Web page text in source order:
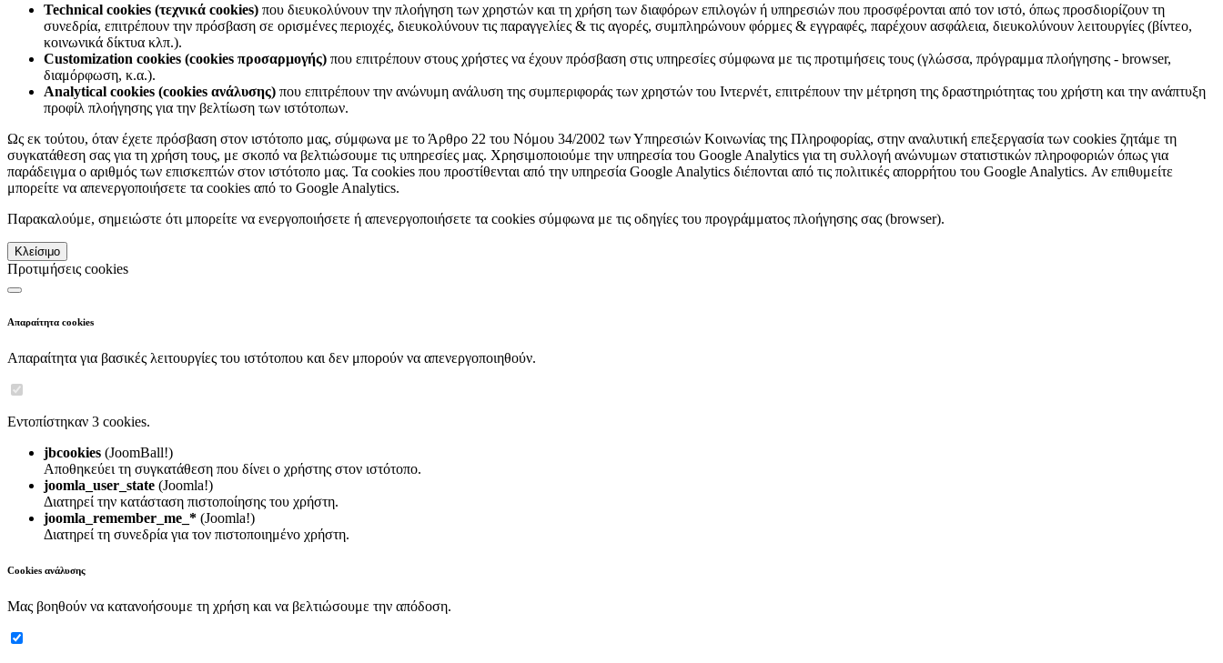
Technical cookies (τεχνικά cookies) που διευκολύνουν την πλοήγηση των χρηστών και τη χρήση των διαφόρων επιλογών ή υπηρεσιών που προσφέρονται από τον ιστό, όπως προσδιορίζουν τη
συνεδρία, επιτρέπουν την πρόσβαση σε ορισμένες περιοχές, διευκολύνουν τις παραγγελίες & τις αγορές, συμπληρώνουν φόρμες & εγγραφές, παρέχουν ασφάλεια, διευκολύνουν λειτουργίες (βίντεο,
κοινωνικά δίκτυα κλπ.).
Customization cookies (cookies προσαρμογής) που επιτρέπουν στους χρήστες να έχουν πρόσβαση στις υπηρεσίες σύμφωνα με τις προτιμήσεις τους (γλώσσα, πρόγραμμα πλοήγησης - browser,
διαμόρφωση, κ.α.).
Analytical cookies (cookies ανάλυσης) που επιτρέπουν την ανώνυμη ανάλυση της συμπεριφοράς των χρηστών του Ιντερνέτ, επιτρέπουν την μέτρηση της δραστηριότητας του χρήστη και την ανάπτυξη
προφίλ πλοήγησης για την βελτίωση των ιστότοπων.
Ως εκ τούτου, όταν έχετε πρόσβαση στον ιστότοπο μας, σύμφωνα με το Άρθρο 22 του Νόμου 34/2002 των Υπηρεσιών Κοινωνίας της Πληροφορίας, στην αναλυτική επεξεργασία των cookies ζητάμε τη
συγκατάθεση σας για τη χρήση τους, με σκοπό να βελτιώσουμε τις υπηρεσίες μας. Χρησιμοποιούμε την υπηρεσία του Google Analytics για τη συλλογή ανώνυμων στατιστικών πληροφοριών όπως για
παράδειγμα ο αριθμός των επισκεπτών στον ιστότοπο μας. Τα cookies που προστίθενται από την υπηρεσία Google Analytics διέπονται από τις πολιτικές απορρήτου του Google Analytics. Αν επιθυμείτε
μπορείτε να απενεργοποιήσετε τα cookies από το Google Analytics.
Παρακαλούμε, σημειώστε ότι μπορείτε να ενεργοποιήσετε ή απενεργοποιήσετε τα cookies σύμφωνα με τις οδηγίες του προγράμματος πλοήγησης σας (browser).
Κλείσιμο
Προτιμήσεις cookies
Απαραίτητα cookies
Απαραίτητα για βασικές λειτουργίες του ιστότοπου και δεν μπορούν να απενεργοποιηθούν.
Εντοπίστηκαν 3 cookies.
jbcookies (JoomBall!)
Αποθηκεύει τη συγκατάθεση που δίνει ο χρήστης στον ιστότοπο.
joomla_user_state (Joomla!)
Διατηρεί την κατάσταση πιστοποίησης του χρήστη.
joomla_remember_me_* (Joomla!)
Διατηρεί τη συνεδρία για τον πιστοποιημένο χρήστη.
Cookies ανάλυσης
Μας βοηθούν να κατανοήσουμε τη χρήση και να βελτιώσουμε την απόδοση.